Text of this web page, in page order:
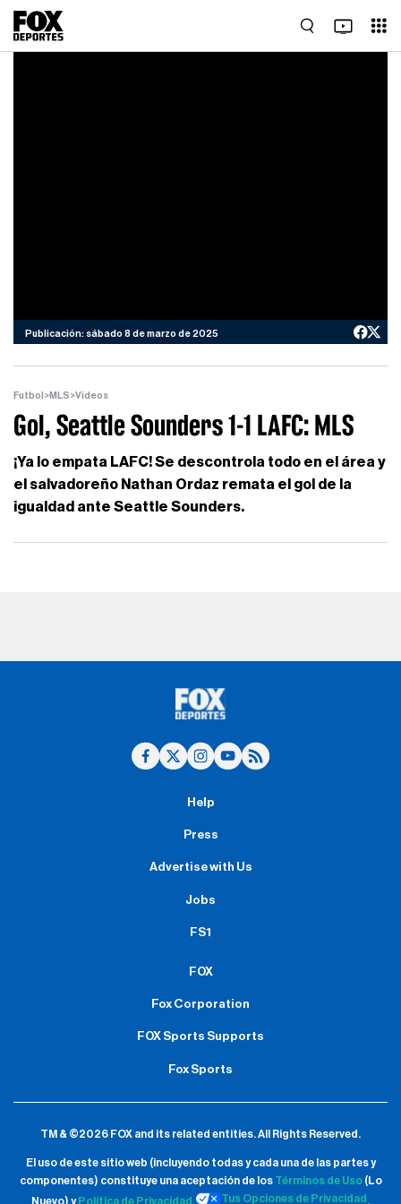
Publicación: sábado 8 de marzo de 2025
Futbol >MLS>Videos
Gol, Seattle Sounders 1-1 LAFC: MLS
¡Ya lo empata LAFC! Se descontrola todo en el área y
el salvadoreño Nathan Ordaz remata el gol de la
igualdad ante Seattle Sounders.
Help
Press
Advertise with Us
Jobs
FS1
FOX
Fox Corporation
FOX Sports Supports
Fox Sports
TM & ©2026 FOX and its related entities.All Rights Reserved.
El uso de este sitio web (incluyendo todas y cada una de las partes y
componentes) constituye una aceptación de los Términos de Uso(Lo
Nuevo) y Política de Privacidad. Tus Opciones de Privacidad .